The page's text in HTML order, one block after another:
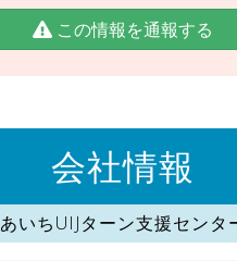
この情報を通報する
会社情報
あいちUIJターン支援センタ